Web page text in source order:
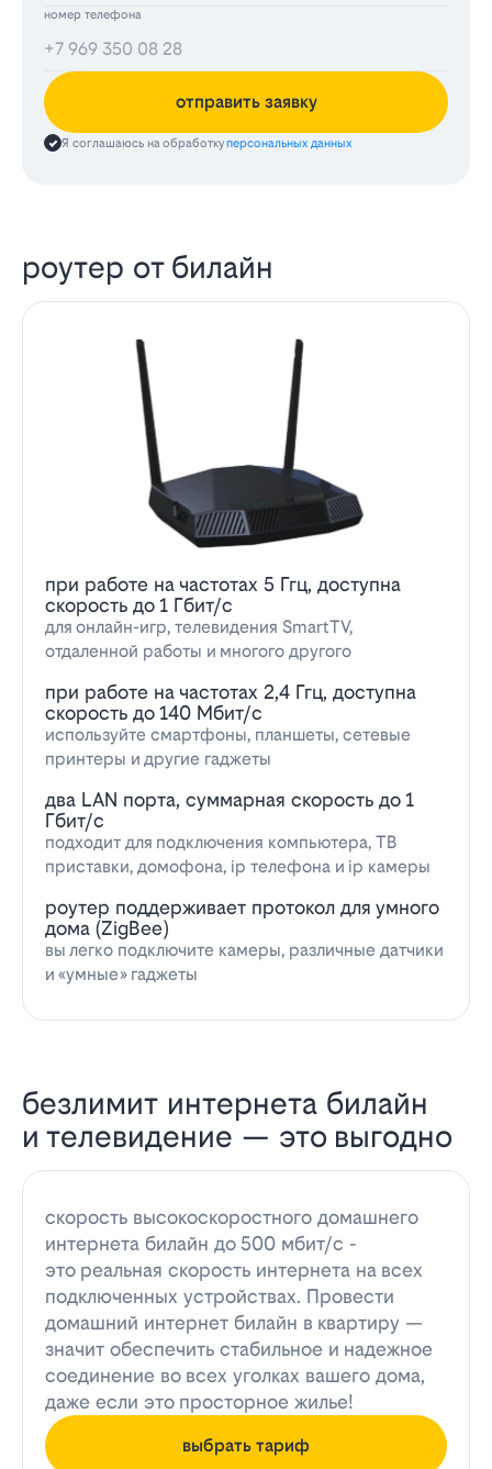
номер телефона
отправить заявку
Я соглашаюсь на обработкуперсональных данных
роутер от билайн
при работе на частотах 5 Ггц, доступна
скорость до 1 Гбит/с
для онлайн-игр, телевидения SmartTV,
отдаленной работы и многого другого
при работе на частотах 2,4 Ггц, доступна
скорость до 140 Мбит/с
используйте смартфоны, планшеты, сетевые
принтеры и другие гаджеты
два LAN порта, суммарная скорость до 1
Гбит/с
подходит для подключения компьютера, ТВ
приставки, домофона, ip телефона и ip камеры
роутер поддерживает протокол для умного
дома (ZigBee)
вы легко подключите камеры, различные датчики
и «умные» гаджеты
безлимит интернета билайн
и телевидение — это выгодно
скорость высокоскоростного домашнего
интернета билайн до 500 мбит/с -
это реальная скорость интернета на всех
подключенных устройствах. Провести
домашний интернет билайн в квартиру —
значит обеспечить стабильное и надежное
соединение во всех уголках вашего дома,
даже если это просторное жилье!
выбрать тариф